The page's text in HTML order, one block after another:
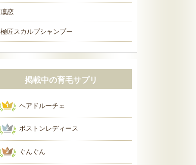
凜恋
極匠スカルプシャンプー
掲載中の育毛サプリ
ヘアドルーチェ
ボストンレディース
ぐんぐん